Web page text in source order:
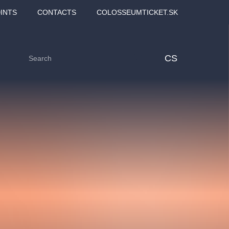
CONTACTS COLOSSEUMTICKET.SK
CS